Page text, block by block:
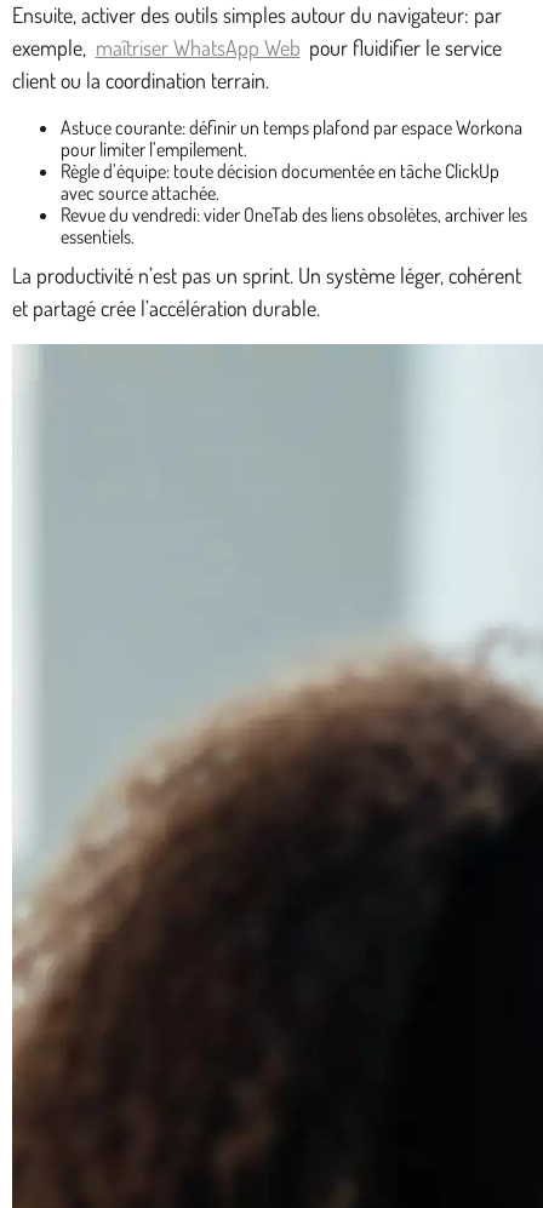
Ensuite, activer des outils simples autour du navigateur: par
exemple, maîtriser WhatsApp Web pour fluidifier le service
client ou la coordination terrain.
Astuce courante: définir un temps plafond par espace Workona
pour limiter l’empilement.
Règle d’équipe: toute décision documentée en tâche ClickUp
avec source attachée.
Revue du vendredi: vider OneTab des liens obsolètes, archiver les
essentiels.
La productivité n’est pas un sprint. Un système léger, cohérent
et partagé crée l’accélération durable.